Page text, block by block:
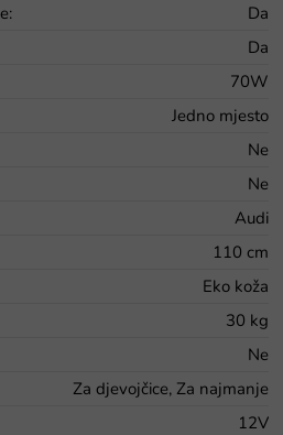
:
Da
Da
70W
Jedno mjesto
Ne
Ne
Audi
110 cm
Eko koža
30 kg
Ne
Za djevojčice, Za najmanje
12V